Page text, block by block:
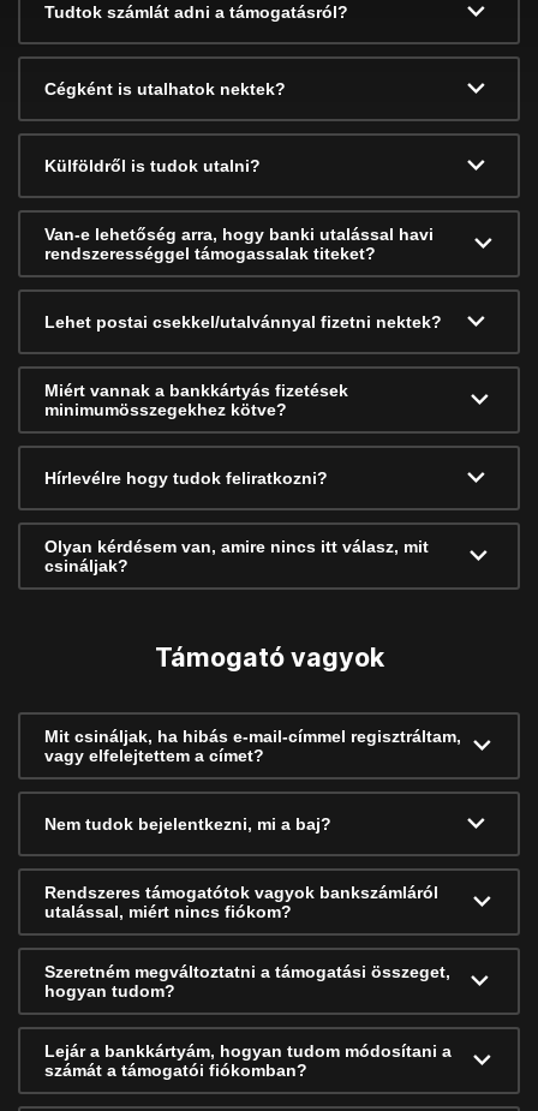
Tudtok számlát adni a támogatásról?
Cégként is utalhatok nektek?
Külföldről is tudok utalni?
Van-e lehetőség arra, hogy banki utalással havi
rendszerességgel támogassalak titeket?
Lehet postai csekkel/utalvánnyal fizetni nektek?
Miért vannak a bankkártyás fizetések
minimumösszegekhez kötve?
Hírlevélre hogy tudok feliratkozni?
Olyan kérdésem van, amire nincs itt válasz, mit
csináljak?
Támogató vagyok
Mit csináljak, ha hibás e-mail-címmel regisztráltam,
vagy elfelejtettem a címet?
Nem tudok bejelentkezni, mi a baj?
Rendszeres támogatótok vagyok bankszámláról
utalással, miért nincs fiókom?
Szeretném megváltoztatni a támogatási összeget,
hogyan tudom?
Lejár a bankkártyám, hogyan tudom módosítani a
számát a támogatói fiókomban?